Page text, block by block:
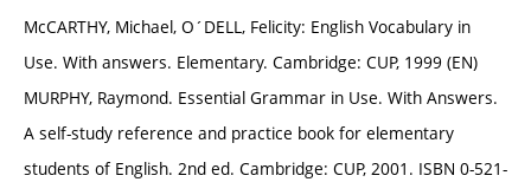
McCARTHY, Michael, O´DELL, Felicity: English Vocabulary in
Use. With answers. Elementary. Cambridge: CUP, 1999 (EN)
MURPHY, Raymond. Essential Grammar in Use. With Answers.
A self-study reference and practice book for elementary
students of English. 2nd ed. Cambridge: CUP, 2001. ISBN 0-521-